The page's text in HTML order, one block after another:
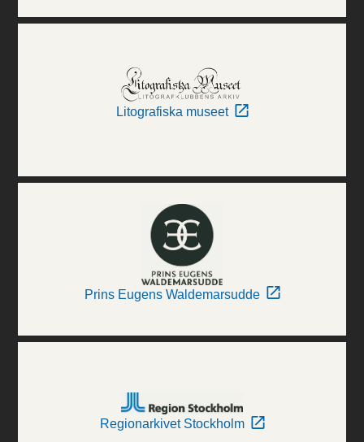
Litografiska museet
Prins Eugens Waldemarsudde
Regionarkivet Stockholm